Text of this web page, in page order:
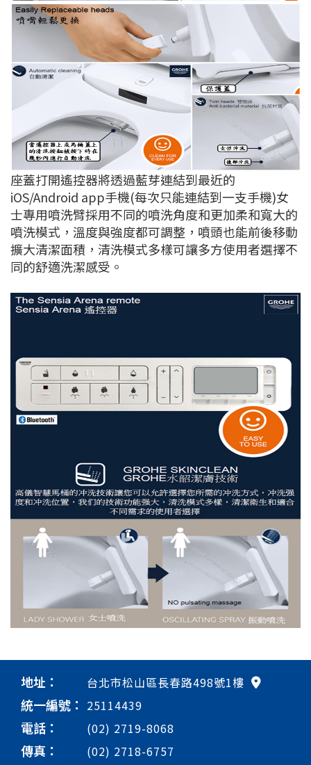
座蓋打開遙控器將透過藍芽連結到最近的
iOS/Android app手機(每次只能連結到一支手機)女
士專用噴洗臂採用不同的噴洗角度和更加柔和寬大的
噴洗模式，溫度與強度都可調整，噴頭也能前後移動
擴大清潔面積，清洗模式多樣可讓多方使用者選擇不
同的舒適洗潔感受。
地址： 台北市松山區長春路498號1樓
統一編號： 25114439
電話： (02) 2719-8068
傳真： (02) 2718-6757